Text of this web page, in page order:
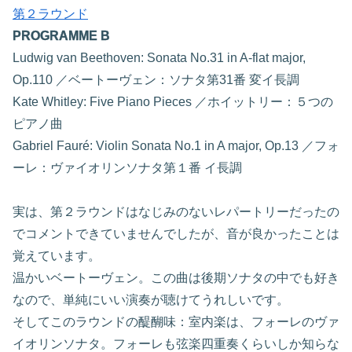
第２ラウンド
PROGRAMME B
Ludwig van Beethoven: Sonata No.31 in A-flat major,
Op.110 ／ベートーヴェン：ソナタ第31番 変イ長調
Kate Whitley: Five Piano Pieces ／ホイットリー：５つの
ピアノ曲
Gabriel Fauré: Violin Sonata No.1 in A major, Op.13 ／フォ
ーレ：ヴァイオリンソナタ第１番 イ長調
実は、第２ラウンドはなじみのないレパートリーだったの
でコメントできていませんでしたが、音が良かったことは
覚えています。
温かいベートーヴェン。この曲は後期ソナタの中でも好き
なので、単純にいい演奏が聴けてうれしいです。
そしてこのラウンドの醍醐味：室内楽は、フォーレのヴァ
イオリンソナタ。フォーレも弦楽四重奏くらいしか知らな